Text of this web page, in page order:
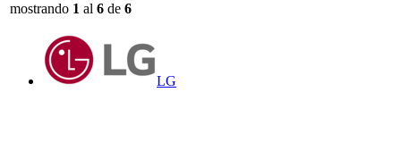
mostrando 1 al 6 de 6
LG